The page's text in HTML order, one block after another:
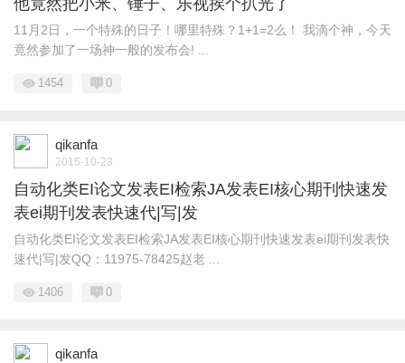
他竟然把小米、锤子、乐视挨个扒光了
11月2日，一个特殊的日子！哪里特殊？1+1=2么！ 我滴个神，今天
竟然参加了一场神一般的发布会! ...
1454 0
qikanfa
2015-10-23
自动化类EI论文发表EI检索JA发表EI核心期刊快速发
表ei期刊发表快速代|写|发
自动化类EI论文发表EI检索JA发表EI核心期刊快速发表ei期刊发表快
速代|写|发QQ：11975-78425赵老 ...
1406 0
qikanfa